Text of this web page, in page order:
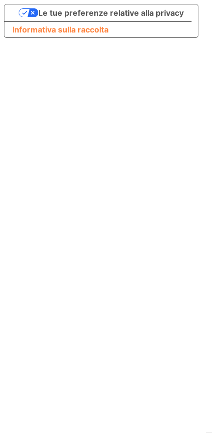
Informativa sulla raccolta
Le tue preferenze relative alla privacy